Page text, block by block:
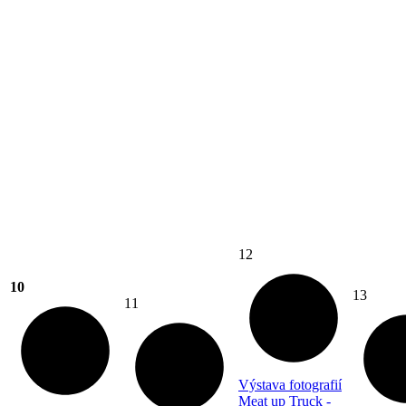
10
11
12
Výstava fotografií
Meat up Truck -
13